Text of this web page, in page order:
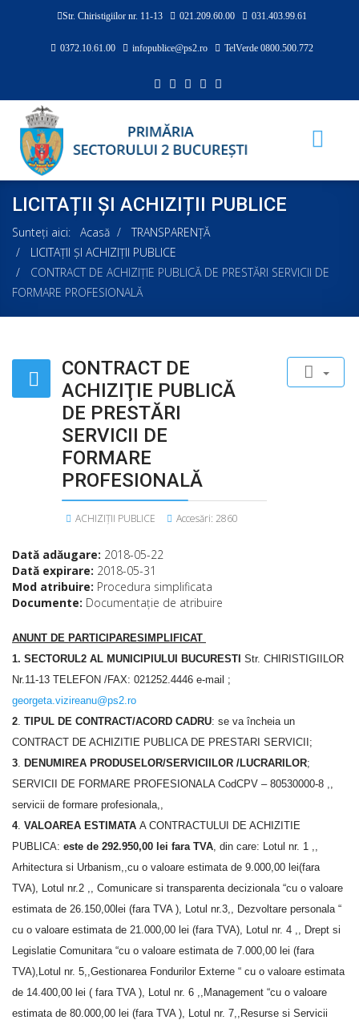
Str. Chiristigiilor nr. 11-13 021.209.60.00 031.403.99.61
0372.10.61.00 infopublice@ps2.ro TelVerde 0800.500.772
LICITAȚII ȘI ACHIZIȚII PUBLICE
Sunteți aici: Acasă
TRANSPARENȚĂ
LICITAȚII ȘI ACHIZIȚII PUBLICE
CONTRACT DE ACHIZIŢIE PUBLICĂ DE PRESTĂRI SERVICII DE
FORMARE PROFESIONALĂ
CONTRACT DE
ACHIZIŢIE PUBLICĂ
DE PRESTĂRI
SERVICII DE
FORMARE
PROFESIONALĂ
ACHIZIȚII PUBLICE Accesări: 2860
Dată adăugare: 2018-05-22
Dată expirare: 2018-05-31
Mod atribuire: Procedura simplificata
Documente: Documentaţie de atribuire
ANUNT DE PARTICIPARESIMPLIFICAT
1. SECTORUL2 AL MUNICIPIULUI BUCURESTI Str. CHIRISTIGIILOR
Nr.11-13 TELEFON /FAX: 021252.4446 e-mail ;
georgeta.vizireanu@ps2.ro
2. TIPUL DE CONTRACT/ACORD CADRU: se va încheia un
CONTRACT DE ACHIZITIE PUBLICA DE PRESTARI SERVICII;
3. DENUMIREA PRODUSELOR/SERVICIILOR /LUCRARILOR;
SERVICII DE FORMARE PROFESIONALA CodCPV – 80530000-8 ,,
servicii de formare profesionala,,
4. VALOAREA ESTIMATA A CONTRACTULUI DE ACHIZITIE
PUBLICA: este de 292.950,00 lei fara TVA, din care: Lotul nr. 1 ,,
Arhitectura si Urbanism,,cu o valoare estimata de 9.000,00 lei(fara
TVA), Lotul nr.2 ,, Comunicare si transparenta decizionala “cu o valoare
estimata de 26.150,00lei (fara TVA ), Lotul nr.3,, Dezvoltare personala “
cu o valoare estimata de 21.000,00 lei (fara TVA), Lotul nr. 4 ,, Drept si
Legislatie Comunitara “cu o valoare estimata de 7.000,00 lei (fara
TVA),Lotul nr. 5,,Gestionarea Fondurilor Externe “ cu o valoare estimata
de 14.400,00 lei ( fara TVA ), Lotul nr. 6 ,,Management “cu o valoare
estimata de 80.000,00 lei (fara TVA ), Lotul nr. 7,,Resurse si Servicii